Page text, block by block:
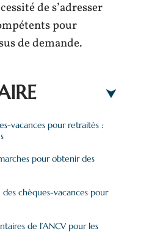
de s’adresser
pour
de demande.
vacances pour retraités :
pour obtenir des
chèques-vacances pour
de l’ANCV pour les